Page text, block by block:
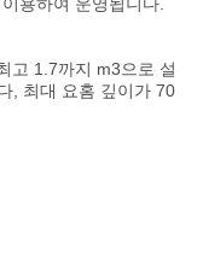
용하여 운영됩니다.
고 1.7까지 m3으로 설
, 최대 요홈 깊이가 70